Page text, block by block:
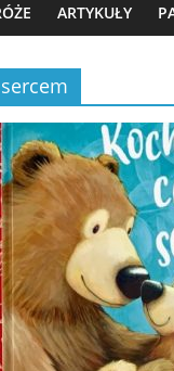
ARTYKUŁY